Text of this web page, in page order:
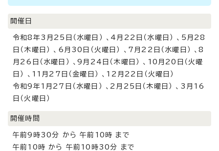
開催日
令和8年3月25日（水曜日） 、4月22日（水曜日） 、5月28
日（木曜日） 、6月30日（火曜日） 、7月22日（水曜日） 、8
月26日（水曜日） 、9月24日（木曜日） 、10月20日（火曜
日） 、11月27日（金曜日） 、12月22日（火曜日）
令和9年1月27日（水曜日） 、2月25日（木曜日） 、3月16
日（火曜日）
開催時間
午前9時30分 から 午前10時 まで
午前10時 から 午前10時30分 まで